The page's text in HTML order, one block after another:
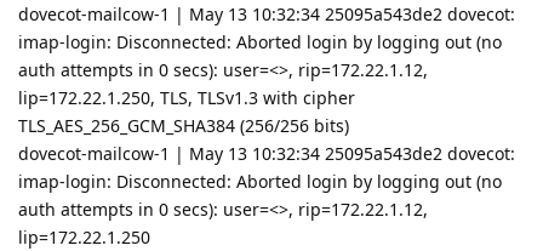
dovecot-mailcow-1 | May 13 10:32:34 25095a543de2 dovecot:
imap-login: Disconnected: Aborted login by logging out (no
auth attempts in 0 secs): user=<>, rip=172.22.1.12,
lip=172.22.1.250, TLS, TLSv1.3 with cipher
TLS_AES_256_GCM_SHA384 (256/256 bits)
dovecot-mailcow-1 | May 13 10:32:34 25095a543de2 dovecot:
imap-login: Disconnected: Aborted login by logging out (no
auth attempts in 0 secs): user=<>, rip=172.22.1.12,
lip=172.22.1.250